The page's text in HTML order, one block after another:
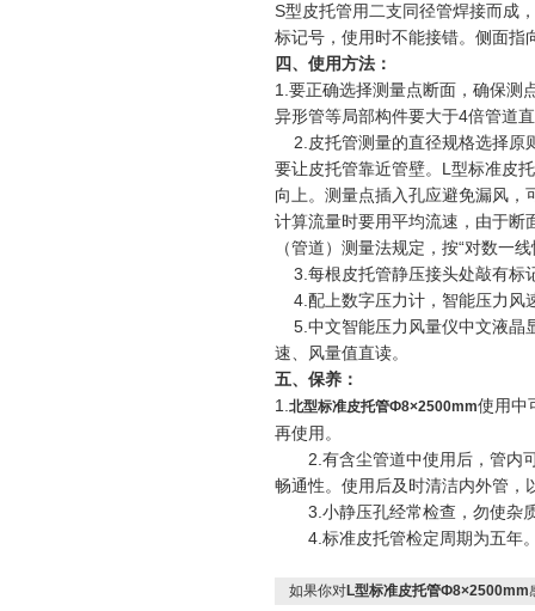
S型皮托管用二支同径管焊接而成
标记号，使用时不能接错。侧面指
四、使用方法：
1.要正确选择测量点断面，确保测
异形管等局部构件要大于4倍管道
2.皮托管测量的直径规格选择原
要让皮托管靠近管壁。L型标准皮
向上。测量点插入孔应避免漏风
计算流量时要用平均流速，由于断
（管道）测量法规定，按“对数一
3.每根皮托管静压接头处敲有标
4.配上数字压力计，智能压力风
5.中文智能压力风量仪中文液晶
速、风量值直读。
五、保养：
1. 北型标准皮托管Ф8×2500mm使用中
再使用。
2.有含尘管道中使用后，管内可
畅通性。使用后及时清洁内外管，
3.小静压孔经常检查，勿使杂
4.标准皮托管检定周期为五年
如果你对L型标准皮托管Ф8×2500mm